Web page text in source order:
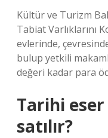
Kültür ve Turizm
Tabiat Varlıklarını
evlerinde,
bulup yetkili
değeri kadar para
Tarihi
satılır?